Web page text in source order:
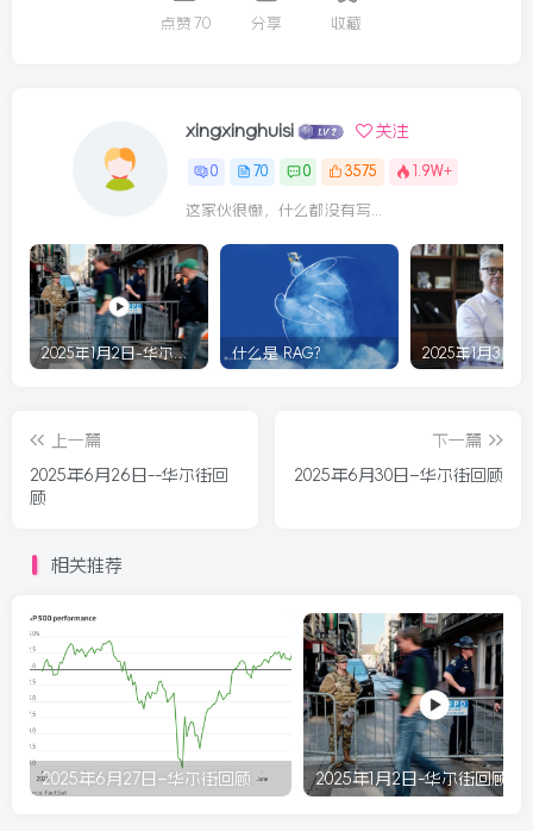
点赞 70 分享 收藏
xingxinghuisi 关注
0 70 0 3575 1.9W+
这家伙很懒，什么都没有写...
2025年1月2日-华尔街回顾 什么是 RAG？
上一篇
2025年6月26日--华尔街回
顾
下一篇
2025年6月30日–华尔街回顾
相关推荐
2025年6月27日–华尔街回顾 2025年1月2日-华尔街回顾